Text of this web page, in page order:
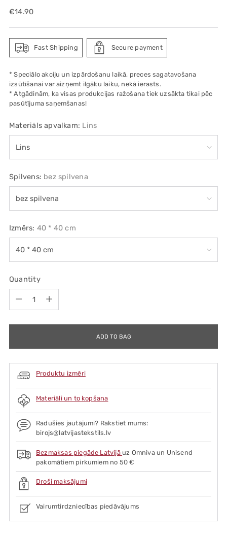
Regular
€14.90
Fast Shipping Secure payment
* Speciālo akciju un izpārdošanu laikā, preces sagatavošana
izsūtīšanai var aizņemt ilgāku laiku, nekā ierasts.
* Atgādinām, ka visas produkcijas ražošana tiek uzsākta tikai pēc
pasūtījuma saņemšanas!
Materiāls apvalkam: Lins
Spilvens: bez spilvena
Izmērs: 40 * 40 cm
Quantity
ADD TO BAG
Produktu izmēri
Materiāli un to kopšana
Radušies jautājumi? Rakstiet mums:
birojs@latvijastekstils.lv
Bezmaksas piegāde Latvijā uz Omniva un Unisend
pakomātiem pirkumiem no 50 €
Droši maksājumi
Vairumtirdzniecības piedāvājums